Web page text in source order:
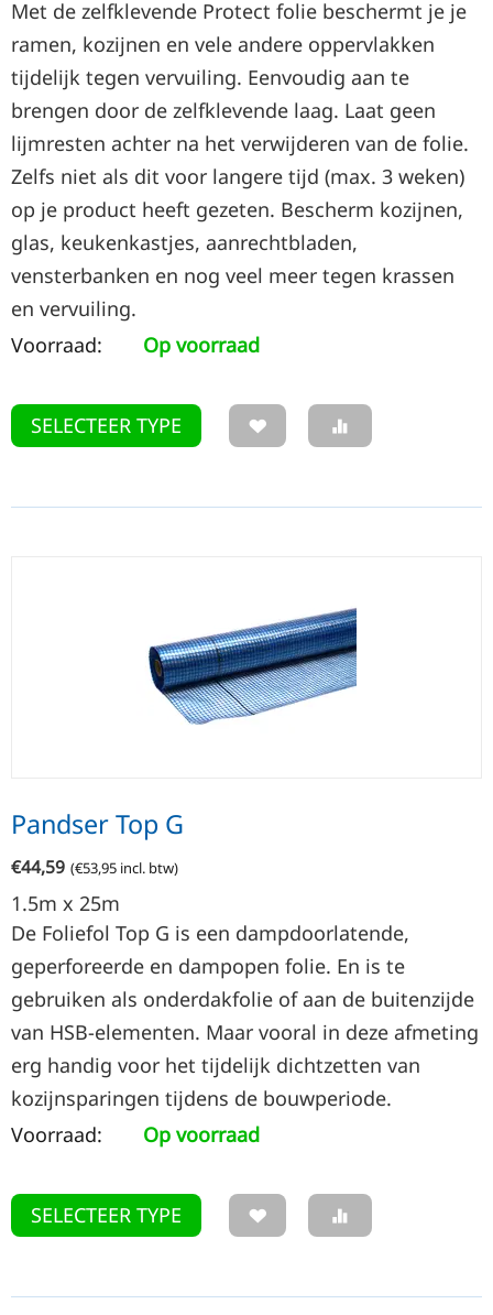
Met de zelfklevende Protect folie beschermt je je
ramen, kozijnen en vele andere oppervlakken
tijdelijk tegen vervuiling. Eenvoudig aan te
brengen door de zelfklevende laag. Laat geen
lijmresten achter na het verwijderen van de folie.
Zelfs niet als dit voor langere tijd (max. 3 weken)
op je product heeft gezeten. Bescherm kozijnen,
glas, keukenkastjes, aanrechtbladen,
vensterbanken en nog veel meer tegen krassen
en vervuiling.
Voorraad:
Op voorraad
SELECTEER TYPE
Pandser Top G
€44,59 (€53,95 incl. btw)
1.5m x 25m
De Foliefol Top G is een dampdoorlatende,
geperforeerde en dampopen folie. En is te
gebruiken als onderdakfolie of aan de buitenzijde
van HSB-elementen. Maar vooral in deze afmeting
erg handig voor het tijdelijk dichtzetten van
kozijnsparingen tijdens de bouwperiode.
Voorraad:
Op voorraad
SELECTEER TYPE